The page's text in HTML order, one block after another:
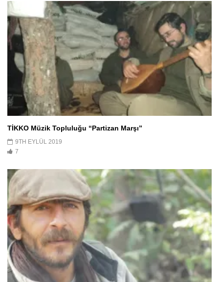
TİKKO Müzik Topluluğu “Partizan Marşı”
9TH EYLÜL 2019
7